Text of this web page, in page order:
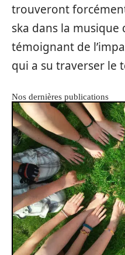
trouveront
ska dans la musique
témoignant de
qui a su traverser le
Nos dernières publications